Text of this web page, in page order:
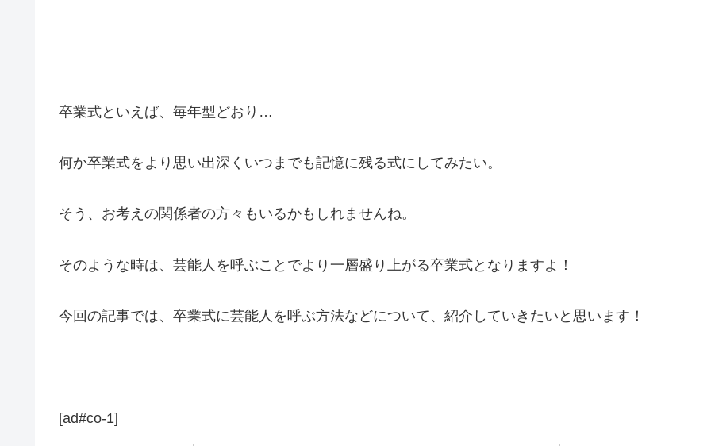
卒業式といえば、毎年型どおり…
何か卒業式をより思い出深くいつまでも記憶に残る式にしてみたい。
そう、お考えの関係者の方々もいるかもしれませんね。
そのような時は、芸能人を呼ぶことでより一層盛り上がる卒業式となりますよ！
今回の記事では、卒業式に芸能人を呼ぶ方法などについて、紹介していきたいと思います！
[ad#co-1]